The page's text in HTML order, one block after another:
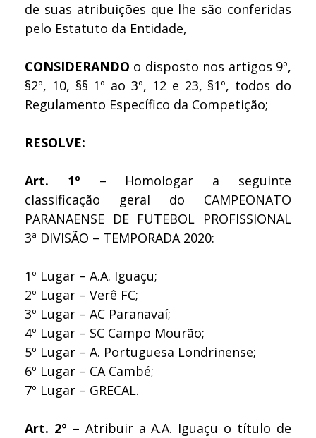
de suas atribuições que lhe são conferidas
pelo Estatuto da Entidade,
CONSIDERANDO o disposto nos artigos 9º,
§2º, 10, §§ 1º ao 3º, 12 e 23, §1º, todos do
Regulamento Específico da Competição;
RESOLVE:
Art. 1º – Homologar a seguinte
classificação geral do CAMPEONATO
PARANAENSE DE FUTEBOL PROFISSIONAL
3ª DIVISÃO – TEMPORADA 2020:
1º Lugar – A.A. Iguaçu;
2º Lugar – Verê FC;
3º Lugar – AC Paranavaí;
4º Lugar – SC Campo Mourão;
5º Lugar – A. Portuguesa Londrinense;
6º Lugar – CA Cambé;
7º Lugar – GRECAL.
Art. 2º – Atribuir a A.A. Iguaçu o título de